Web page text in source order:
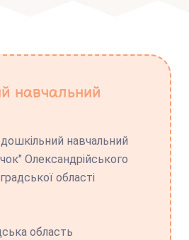
навчальний
навчальний
Олександрійського
області
область